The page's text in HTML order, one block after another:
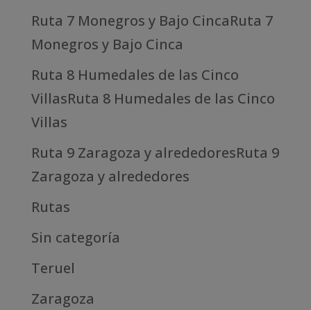
Ruta 7 Monegros y Bajo CincaRuta 7
Monegros y Bajo Cinca
Ruta 8 Humedales de las Cinco
VillasRuta 8 Humedales de las Cinco
Villas
Ruta 9 Zaragoza y alrededoresRuta 9
Zaragoza y alrededores
Rutas
Sin categoría
Teruel
Zaragoza